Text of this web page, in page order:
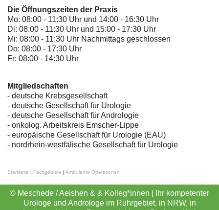
Die Öffnungszeiten der Praxis
Mo: 08:00 - 11:30 Uhr und 14:00 - 16:30 Uhr
Di: 08:00 - 11:30 Uhr und 15:00 - 17:30 Uhr
Mi: 08:00 - 11:30 Uhr Nachmittags geschlossen
Do: 08:00 - 17:30 Uhr
Fr: 08:00 - 14:30 Uhr
Mitgliedschaften
- deutsche Krebsgesellschaft
- deutsche Gesellschaft für Urologie
- deutsche Gesellschaft für Andrologie
- onkolog. Arbeitskreis Emscher-Lippe
- europäische Gesellschaft für Urologie (EAU)
- nordrhein-westfälische Gesellschaft für Urologie
Startseite | Fachgebiete | Ambulante Operationen
© Meschede / Aeishen & & Kolleg*innen | Ihr kompetenter
Urologe und Androloge im Ruhrgebiet, in NRW, in